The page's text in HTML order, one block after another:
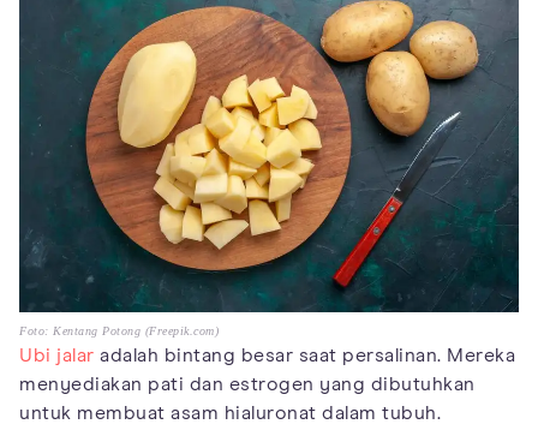
Foto: Kentang Potong (Freepik.com)
Ubi jalar adalah bintang besar saat persalinan. Mereka
menyediakan pati dan estrogen yang dibutuhkan
untuk membuat asam hialuronat dalam tubuh.